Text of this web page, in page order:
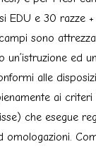
EDU e 30 razze
sono
ed
alle
ai criteri
che esegue
omologazioni.